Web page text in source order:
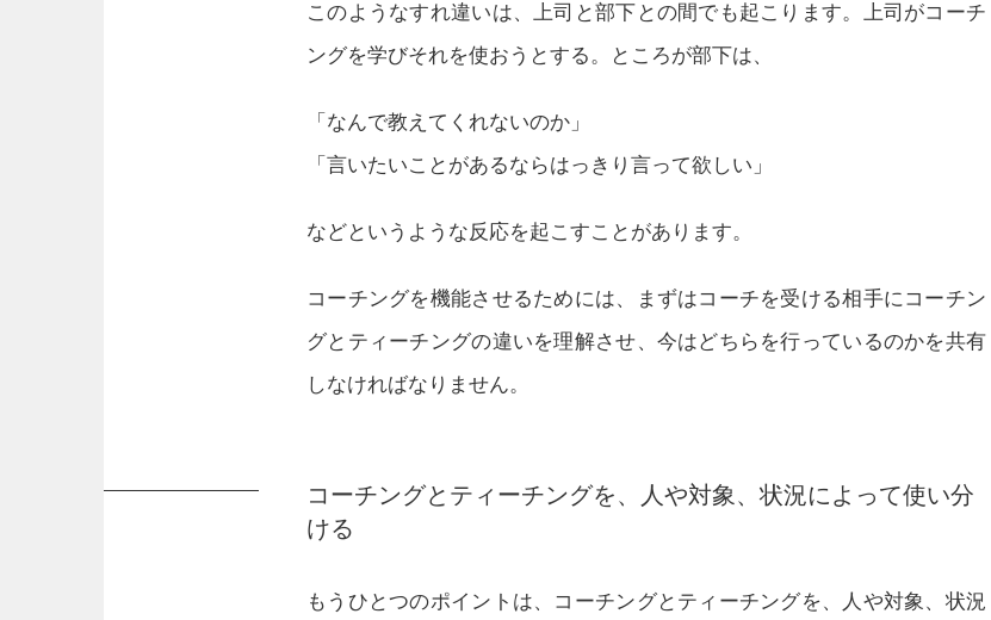
このようなすれ違いは、上司と部下との間でも起こります。上司がコーチ
ングを学びそれを使おうとする。ところが部下は、
「なんで教えてくれないのか」
「言いたいことがあるならはっきり言って欲しい」
などというような反応を起こすことがあります。
コーチングを機能させるためには、まずはコーチを受ける相手にコーチン
グとティーチングの違いを理解させ、今はどちらを行っているのかを共有
しなければなりません。
コーチングとティーチングを、人や対象、状況によって使い分
ける
もうひとつのポイントは、コーチングとティーチングを、人や対象、状況